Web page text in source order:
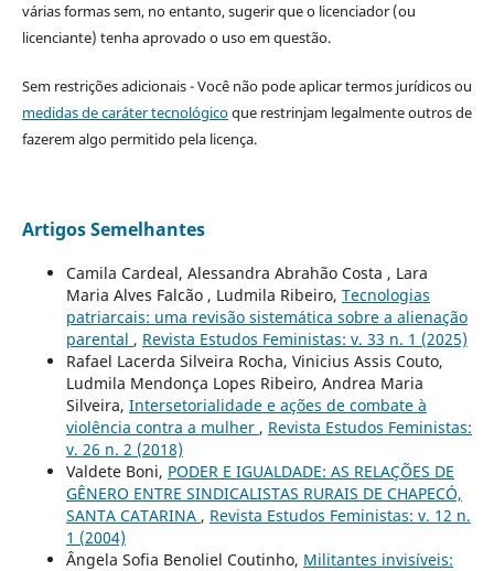
várias formas sem, no entanto, sugerir que o licenciador (ou
licenciante) tenha aprovado o uso em questão.
Sem restrições adicionais - Você não pode aplicar termos jurídicos ou
medidas de caráter tecnológicoque restrinjam legalmente outros de
fazerem algo permitido pela licença.
Artigos Semelhantes
Camila Cardeal, Alessandra Abrahão Costa , Lara
Maria Alves Falcão , Ludmila Ribeiro, Tecnologias
patriarcais: uma revisão sistemática sobre a alienação
parental , Revista Estudos Feministas: v. 33 n. 1 (2025)
Rafael Lacerda Silveira Rocha, Vinicius Assis Couto,
Ludmila Mendonça Lopes Ribeiro, Andrea Maria
Silveira, Intersetorialidade e ações de combate à
violência contra a mulher , Revista Estudos Feministas:
v. 26 n. 2 (2018)
Valdete Boni, PODER E IGUALDADE: AS RELAÇÕES DE
GÊNERO ENTRE SINDICALISTAS RURAIS DE CHAPECÓ,
SANTA CATARINA , Revista Estudos Feministas: v. 12 n.
1 (2004)
Ângela Sofia Benoliel Coutinho, Militantes invisíveis: